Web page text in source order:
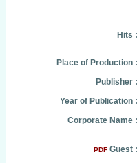
Hits :
Place of Production :
Publisher :
Year of Publication :
Corporate Name :
PDF Guest :